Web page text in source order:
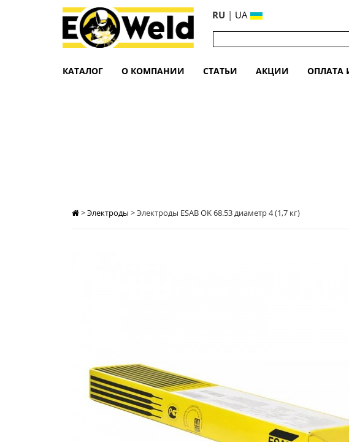
RU | UA
КАТАЛОГ О КОМПАНИИ СТАТЬИ АКЦИИ ОПЛАТА
>Электроды >Электроды ESAB OK 68.53 диаметр 4 (1,7 кг)